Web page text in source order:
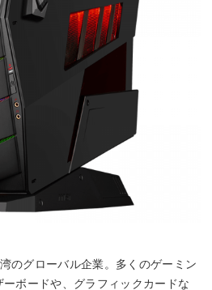
のグローバル企業。多くのゲーミン
ボードや、グラフィックカードな